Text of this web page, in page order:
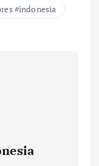
#indonesia